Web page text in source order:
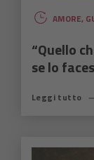
AMORE,
“Quello
se lo
Leggi tutto